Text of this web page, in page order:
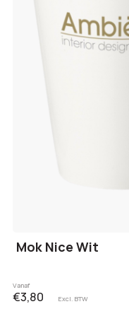
Mok Nice Wit
Vanaf
€3,80 Excl. BTW